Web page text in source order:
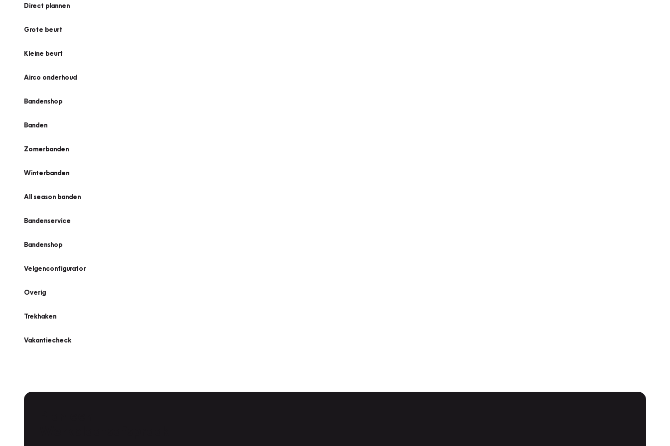
Direct plannen
Grote beurt
Kleine beurt
Airco onderhoud
Bandenshop
Banden
Zomerbanden
Winterbanden
All season banden
Bandenservice
Bandenshop
Velgenconfigurator
Overig
Trekhaken
Vakantiecheck